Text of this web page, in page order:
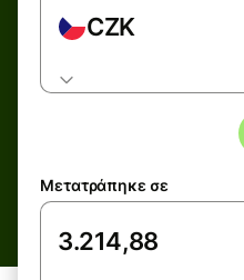
CZK
Μετατράπηκε σε